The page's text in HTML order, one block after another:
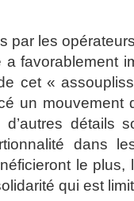
par les
a favorablement
cet «
un
d’autres détails
dans
le plus,
qui est